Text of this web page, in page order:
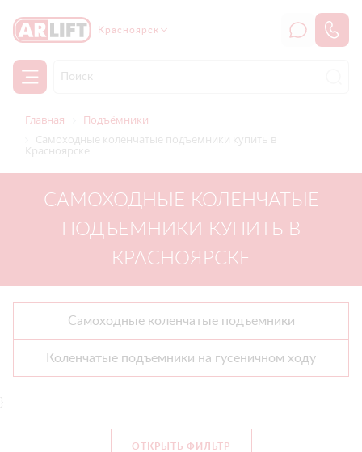
Красноярск
Главная
Подъёмники
Самоходные коленчатые подъемники купить в
Красноярске
САМОХОДНЫЕ КОЛЕНЧАТЫЕ
ПОДЪЕМНИКИ КУПИТЬ В
КРАСНОЯРСКЕ
Самоходные коленчатые подъемники
Коленчатые подъемники на гусеничном ходу
ОТКРЫТЬ ФИЛЬТР